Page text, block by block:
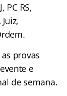
PC RS,
provas
e
de semana.